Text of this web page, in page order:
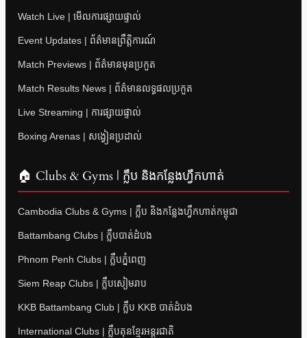
Watch Live | មើលការផ្សាយផ្ទាល់
Event Updates | ព័ត៌មានព្រឹត្តិការណ៍
Match Previews | ព័ត៌មានមុនប្រកួត
Match Results News | ព័ត៌មានលទ្ធផលប្រកួត
Live Streaming | ការផ្សាយផ្ទាល់
Boxing Arenas | សង្វៀនប្រដាល់
🏠 Clubs & Gyms | ក្លឹប និងកន្លែងហ្វឹកហាត់
Cambodia Clubs & Gyms | ក្លឹប និងកន្លែងហ្វឹកហាត់កម្ពុជា
Battambang Clubs | ក្លឹបបាត់ដំបង
Phnom Penh Clubs | ក្លឹបភ្នំពេញ
Siem Reap Clubs | ក្លឹបសៀមរាប
KKB Battambang Club | ក្លឹប KKB បាត់ដំបង
International Clubs | ក្លឹបគុនខ្មែរអន្តរជាតិ